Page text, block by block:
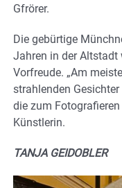
Gfrörer.
Die gebürtige
Jahren in der
Vorfreude. „Am
strahlenden
die zum
Künstlerin.
TANJA GEIDOBLER